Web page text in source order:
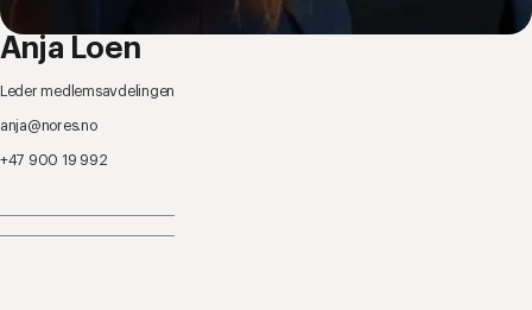
Anja Loen
Leder medlemsavdelingen
anja@nores.no
+47 900 19 992